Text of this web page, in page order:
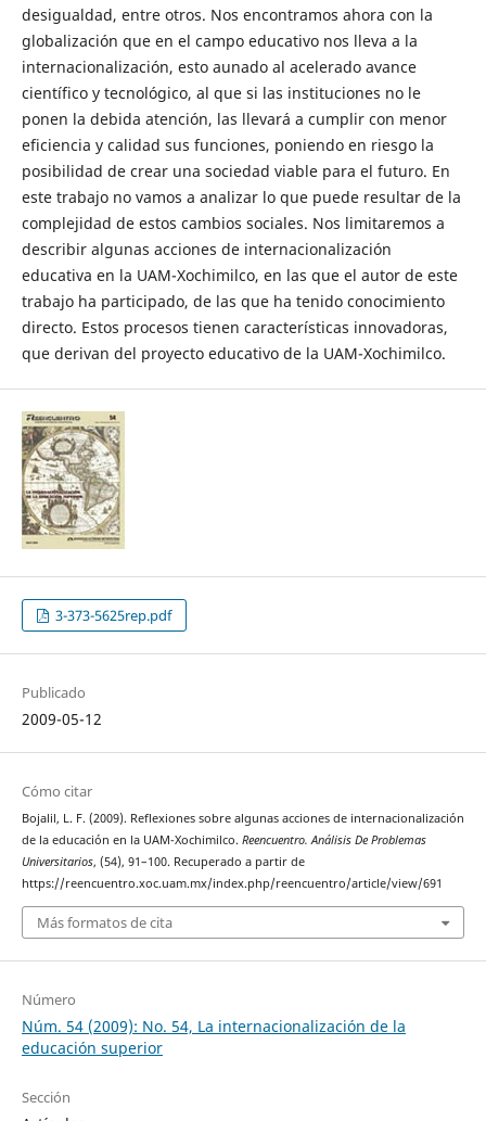
desigualdad, entre otros. Nos encontramos ahora con la
globalización que en el campo educativo nos lleva a la
internacionalización, esto aunado al acelerado avance
científico y tecnológico, al que si las instituciones no le
ponen la debida atención, las llevará a cumplir con menor
eficiencia y calidad sus funciones, poniendo en riesgo la
posibilidad de crear una sociedad viable para el futuro. En
este trabajo no vamos a analizar lo que puede resultar de la
complejidad de estos cambios sociales. Nos limitaremos a
describir algunas acciones de internacionalización
educativa en la UAM-Xochimilco, en las que el autor de este
trabajo ha participado, de las que ha tenido conocimiento
directo. Estos procesos tienen características innovadoras,
que derivan del proyecto educativo de la UAM-Xochimilco.
3-373-5625rep.pdf
Publicado
2009-05-12
Cómo citar
Bojalil, L. F. (2009). Reflexiones sobre algunas acciones de internacionalización
de la educación en la UAM-Xochimilco. Reencuentro. Análisis De Problemas
Universitarios, (54), 91–100. Recuperado a partir de
https://reencuentro.xoc.uam.mx/index.php/reencuentro/article/view/691
Más formatos de cita
Número
Núm. 54 (2009): No. 54, La internacionalización de la
educación superior
Sección